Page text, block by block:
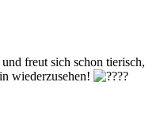
freut sich schon tierisch,
wiederzusehen!